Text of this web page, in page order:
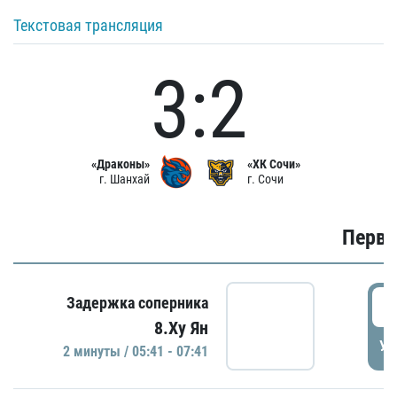
Текстовая трансляция
«Драконы»
г. Шанхай
3:2
«ХК Сочи»
г. Сочи
Задержка соперника
8.Ху Ян
2 минуты / 05:41 - 07:41